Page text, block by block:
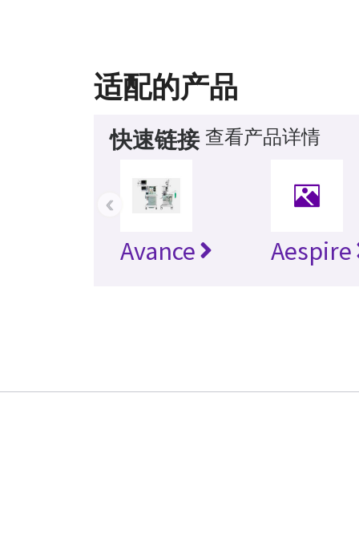
适配的产品
快速链接 查看产品详情
Avance Aespire
‹